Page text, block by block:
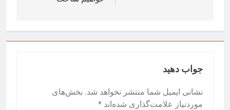
جواب دهید
نشانی ایمیل شما منتشر نخواهد شد. بخش‌های
موردنیاز علامت‌گذاری شده‌اند *